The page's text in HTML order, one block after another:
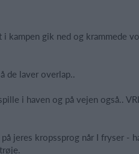
kampen gik ned og krammede
de laver overlap..
i haven og på vejen også..
jeres kropssprog når I fryser -